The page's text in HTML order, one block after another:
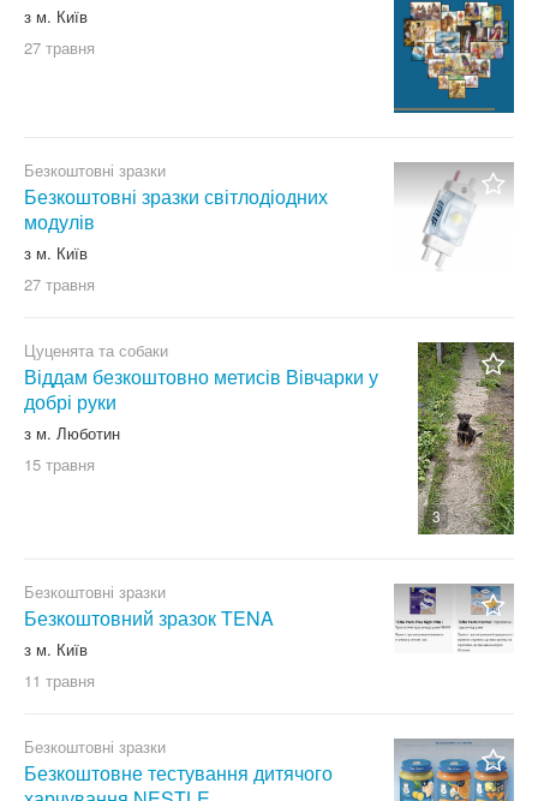
з м. Київ
27 травня
Безкоштовні зразки
Безкоштовні зразки світлодіодних
модулів
з м. Київ
27 травня
3
Цуценята та собаки
Віддам безкоштовно метисів Вівчарки у
добрі руки
з м. Люботин
15 травня
Безкоштовні зразки
Безкоштовний зразок TENA
з м. Київ
11 травня
Безкоштовні зразки
Безкоштовне тестування дитячого